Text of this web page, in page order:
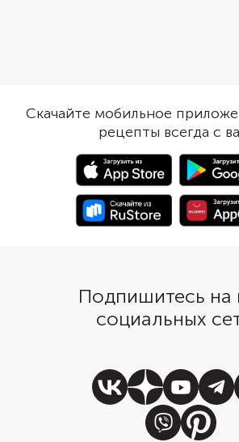
подчеркните азиатский характер
каплями соуса терияки или
кунжутом. А еще салат можно
использовать как начинку для
роллов из лаваша. Попробуйте!
Скачайте мобильное
рецепты всегда с
Подпишитесь на
социальных